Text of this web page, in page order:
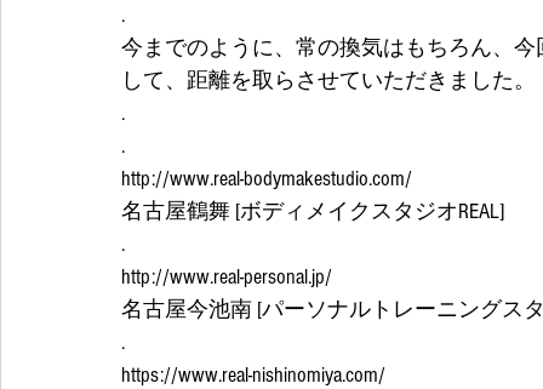
.
今までのように、常の換気はもちろん、
して、距離を取らさせていただきました。
.
.
http://www.real-bodymakestudio.com/
名古屋鶴舞 [ボディメイクスタジオREAL]
.
http://www.real-personal.jp/
名古屋今池南 [パーソナルトレーニングスタ
.
https://www.real-nishinomiya.com/